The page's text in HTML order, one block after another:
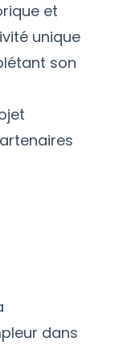
et
unique
son
dans